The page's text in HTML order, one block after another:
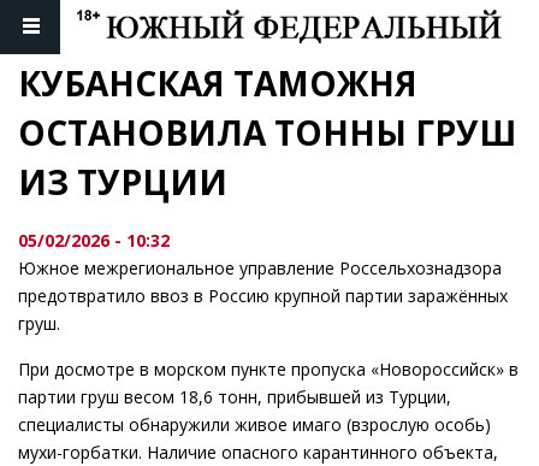
КУБАНСКАЯ ТАМОЖНЯ
ОСТАНОВИЛА ТОННЫ ГРУШ
ИЗ ТУРЦИИ
05/02/2026 - 10:32
Южное межрегиональное управление Россельхознадзора
предотвратило ввоз в Россию крупной партии заражённых
груш.
При досмотре в морском пункте пропуска «Новороссийск» в
партии груш весом 18,6 тонн, прибывшей из Турции,
специалисты обнаружили живое имаго (взрослую особь)
мухи-горбатки. Наличие опасного карантинного объекта,